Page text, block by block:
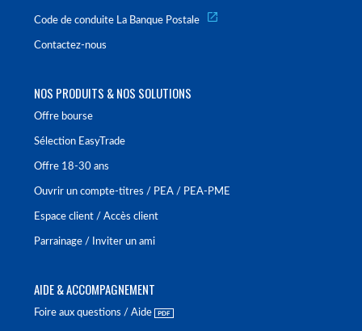
Code de conduite La Banque Postale
Contactez-nous
NOS PRODUITS & NOS SOLUTIONS
Offre bourse
Sélection EasyTrade
Offre 18-30 ans
Ouvrir un compte-titres / PEA / PEA-PME
Espace client / Accès client
Parrainage / Inviter un ami
AIDE & ACCOMPAGNEMENT
Foire aux questions / Aide